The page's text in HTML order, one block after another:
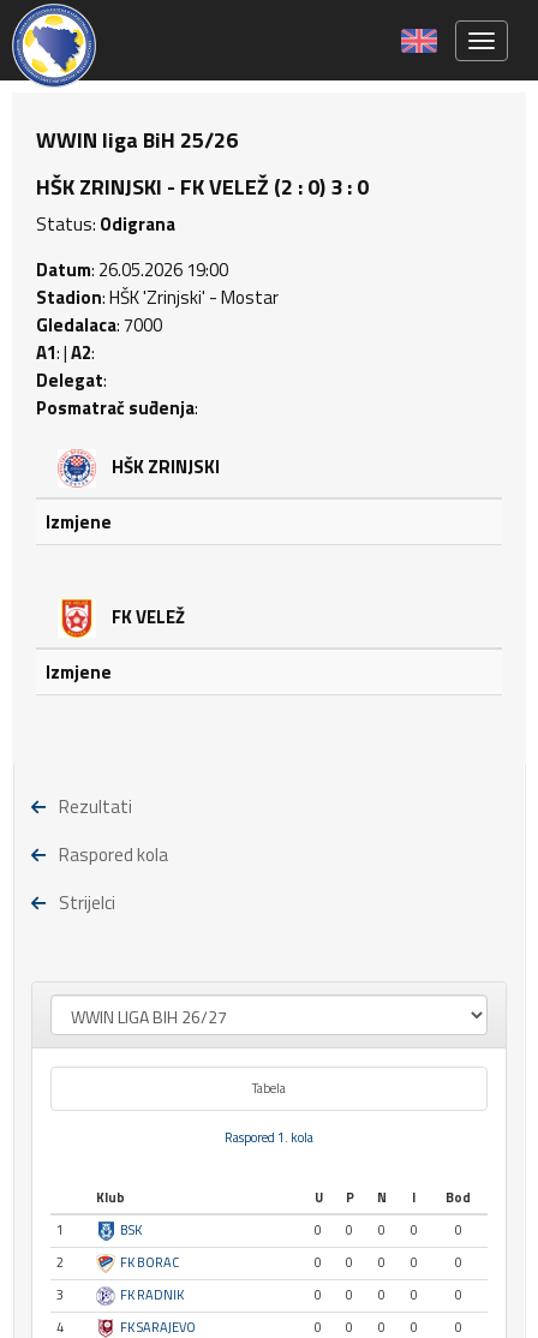
WWIN liga BiH 25/26
HŠK ZRINJSKI - FK VELEŽ (2 : 0) 3 : 0
Status: Odigrana
Datum: 26.05.2026 19:00
Stadion: HŠK 'Zrinjski' - Mostar
Gledalaca: 7000
A1: |A2:
Delegat:
Posmatrač suđenja:
HŠK ZRINJSKI
Izmjene
FK VELEŽ
Izmjene
Rezultati
Raspored kola
Strijelci
Tabela
Raspored 1. kola
Klub U P N I
Bod
1
BSK 0 0 0 0
0
2
FK BORAC 0 0 0 0
0
3
FK RADNIK 0 0 0 0
0
4
FK SARAJEVO 0 0 0 0
0